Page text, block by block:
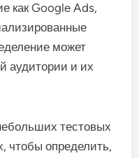
как Google Ads,
может
аудитории и их
тестовых
чтобы определить,